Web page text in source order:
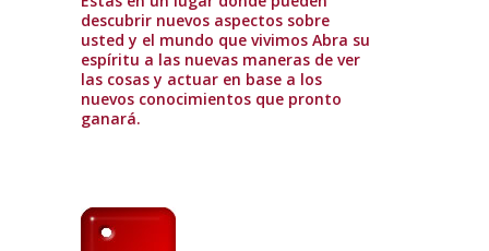
descubrir nuevos aspectos sobre
usted y el mundo que vivimos Abra su
espíritu a las nuevas maneras de ver
las cosas y actuar en base a los
nuevos conocimientos que pronto
ganará.